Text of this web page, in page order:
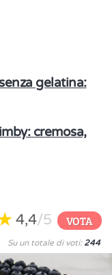
gelatina:
cremosa,
4,4/5 VOTA
Su un totale di voti: 244